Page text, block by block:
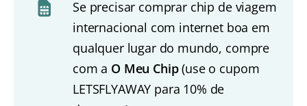
Se precisar comprar chip de viagem
internacional com internet boa em
qualquer lugar do mundo, compre
com a O Meu Chip(use o cupom
LETSFLYAWAY para 10% de